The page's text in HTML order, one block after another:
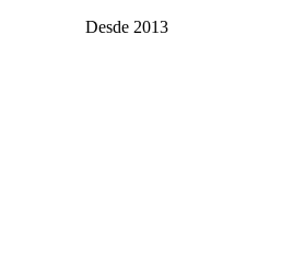
Desde 2013